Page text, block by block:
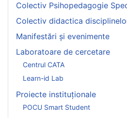
Colectiv Psihopedagogie
Colectiv didactica
Manifestări și evenimente
Laboratoare de cercetare
Centrul CATA
Learn-id Lab
Proiecte instituționale
POCU Smart Student